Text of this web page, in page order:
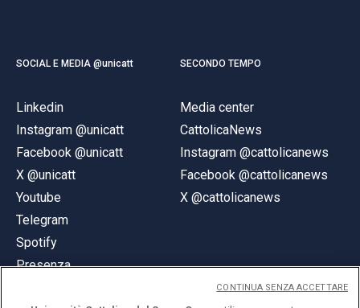
SOCIAL E MEDIA @unicatt
Linkedin
Instagram @unicatt
Facebook @unicatt
X @unicatt
Youtube
Telegram
Spotify
Presenza
SECONDO TEMPO
Media center
CattolicaNews
Instagram @cattolicanews
Facebook @cattolicanews
X @cattolicanews
CONTINUA SENZA ACCETTARE